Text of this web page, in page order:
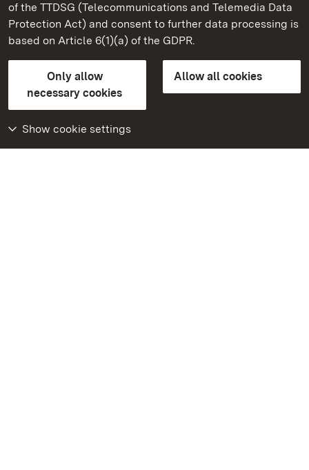
of the TTDSG (Telecommunications and Telemedia Data
Protection Act) and consent to further data processing is
based on Article 6(1)(a) of the GDPR.
Only allow
necessary cookies
Allow all cookies
Show cookie settings
Ellwangen Palace
State Palaces and Gardens of Baden-Wuerttemberg
FAQMasthead Data protection
Declaration on barrier-free access
BITV-konform (geprüfte Seiten)